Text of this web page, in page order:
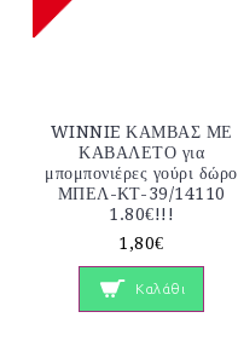
WINNIE ΚΑΜΒΑΣ ΜΕ
ΚΑΒΑΛΕΤΟ για
μπομπονιέρες γούρι δώρο
ΜΠΕΛ-ΚΤ-39/14110
1.80€!!!
1,80€
Καλάθι